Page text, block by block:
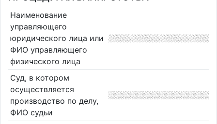
Наименование
управляющего
юридического лица или
ФИО управляющего
физического лица
Суд, в котором
осуществляется
производство по делу,
ФИО судьи